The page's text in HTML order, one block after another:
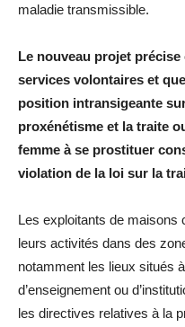
maladie transmissible.
Le nouveau projet précise
services volontaires et
position intransigeante
proxénétisme et la traite
femme à se prostituer
violation de la loi sur la
Les exploitants de maisons
leurs activités dans des
notamment les lieux situés
d’enseignement ou
les directives relatives à la